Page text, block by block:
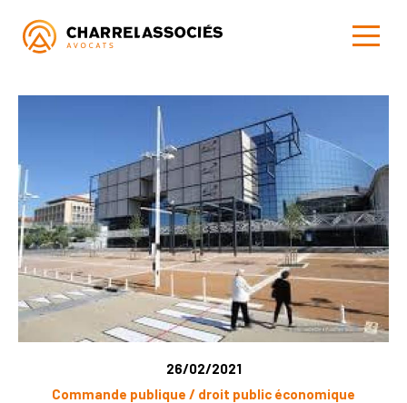
26/02/2021
Commande publique / droit public économique